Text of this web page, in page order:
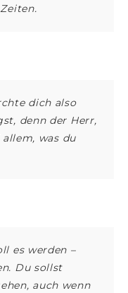
dich also
denn der Herr,
was du
es werden –
Du sollst
auch wenn